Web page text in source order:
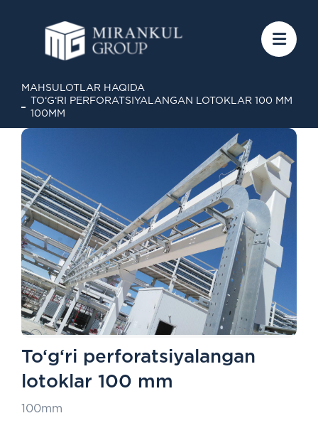
MAHSULOTLAR HAQIDA
TO‘G‘RI PERFORATSIYALANGAN LOTOKLAR 100 MM
100MM
To‘g‘ri perforatsiyalangan
lotoklar 100 mm
100mm